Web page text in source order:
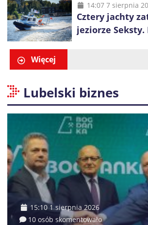
14:07 7 sierpnia
Cztery jachty
jeziorze Seksty.
Więcej
Lubelski biznes
15:10 1 sierpnia 2026
10 osób skomentowało